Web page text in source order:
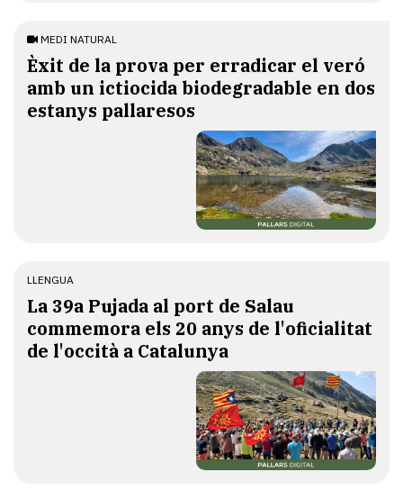
MEDI NATURAL
Èxit de la prova per erradicar el veró
amb un ictiocida biodegradable en dos
estanys pallaresos
LLENGUA
​La 39a Pujada al port de Salau
commemora els 20 anys de l'oficialitat
de l'occità a Catalunya